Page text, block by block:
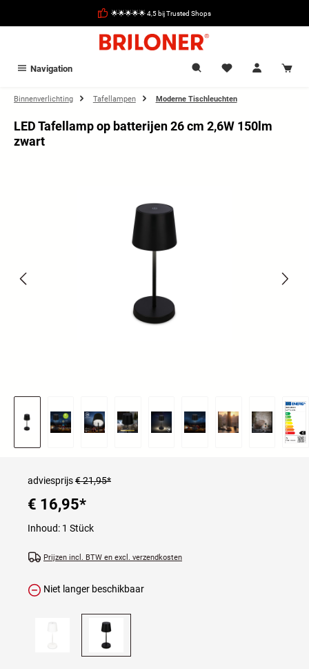
🌟🌟🌟🌟🌟 4,5 bij Trusted Shops
Navigation
Binnenverlichting Tafellampen Moderne Tischleuchten
LED Tafellamp op batterijen 26 cm 2,6W 150lm
zwart
adviesprijs€ 21,95*
€ 16,95*
Inhoud: 1 Stück
Prijzen incl. BTW en excl. verzendkosten
Niet langer beschikbaar